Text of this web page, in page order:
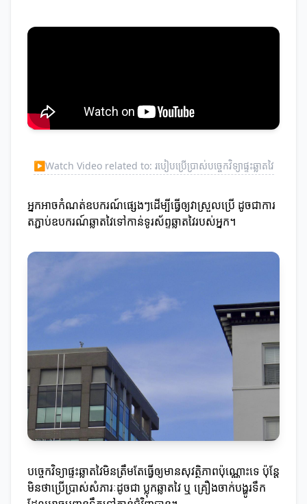
▶Watch Video related to: របៀបប្រើប្រាស់បច្ចេកវិទ្យាផ្ទះឆ្លាតវៃ
អ្នកអាចកំណត់ឧបករណ៍ផ្សេងៗដើម្បីធ្វើឲ្យវាស្រួលប្រើ ដូចជាការ
តភ្ជាប់ឧបករណ៍ឆ្លាតវៃទៅកាន់ទូរស័ព្ទឆ្លាតវៃរបស់អ្នក។
បច្ចេកវិទ្យាផ្ទះឆ្លាតវៃមិនត្រឹមតែធ្វើឲ្យមានសុវត្ថិភាពប៉ុណ្ណោះទេ ប៉ុន្តែ
មិនថាប្រើប្រាស់សំភារៈដូចជា ប្លុកឆ្លាតវៃ ឬ គ្រឿងចាក់បង្ហូរទឹក